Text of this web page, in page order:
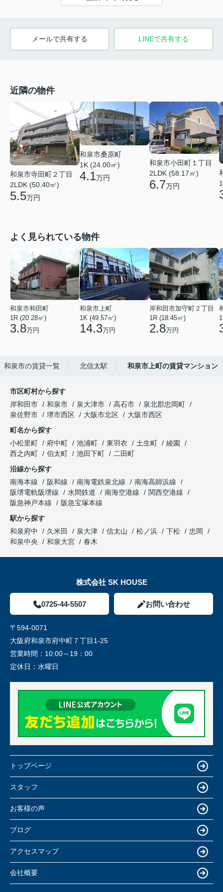
メールで共有する LINEで共有する
近隣の物件
和泉市寺田町２丁目
2LDK (50.40㎡)
5.5万円
和泉市桑原町
1K (24.00㎡)
4.1万円
和泉市小田町１丁目
2LDK (58.17㎡)
6.7万円
よく見られている物件
和泉市和田町
1R (20.28㎡)
3.8万円
和泉市上町
1K (49.57㎡)
14.3万円
岸和田市加守町２丁目
1R (18.45㎡)
2.8万円
和泉市の賃貸一覧 北信太駅 和泉市上町の賃貸マンション
市区町村から探す
岸和田市
和泉市 泉大津市 高石市
泉北郡忠岡町
泉佐野市
堺市西区 大阪市北区
大阪市西区
町名から探す
小松里町
府中町 池浦町 東羽衣 土生町
綾園
西之内町
伯太町 池田下町
二田町
沿線から探す
南海本線
阪和線 南海電鉄泉北線
南海高師浜線
阪堺電軌阪堺線
水間鉄道 南海空港線
関西空港線
阪急神戸本線
阪急宝塚本線
駅から探す
和泉府中
久米田 泉大津 信太山 松ノ浜 下松
忠岡
和泉中央
和泉大宮 春木
株式会社 SK HOUSE
0725-44-5507 お問い合わせ
〒594-0071
大阪府和泉市府中町７丁目1-25
営業時間： 10:00～19：00
定休日： 水曜日
トップページ
スタッフ
お客様の声
ブログ
アクセスマップ
会社概要